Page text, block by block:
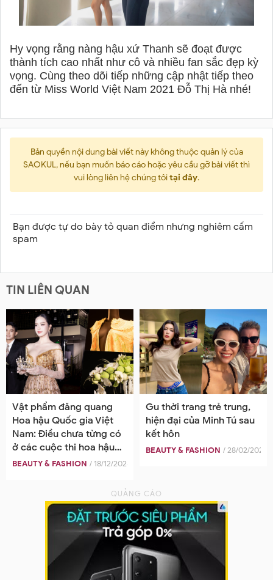
Hy vọng rằng nàng hậu xứ Thanh sẽ đoạt được
thành tích cao nhất như cô và nhiều fan sắc đẹp kỳ
vọng. Cùng theo dõi tiếp những cập nhật tiếp theo
đến từ Miss World Việt Nam 2021 Đỗ Thị Hà nhé!
Bản quyền nội dung bài viết này không thuộc quản lý của
SAOKUL, nếu bạn muốn báo cáo hoặc yêu cầu gỡ bài viết thì
vui lòng liên hệ chúng tôitại đây.
Bạn được tự do bày tỏ quan điểm nhưng nghiêm cấm
spam
TIN LIÊN QUAN
Vật phẩm đăng quang
Hoa hậu Quốc gia Việt
Nam: Điều chưa từng có
ở các cuộc thi hoa hậu
tại Việt Nam
BEAUTY & FASHION / 18/12/2024
Gu thời trang trẻ trung,
hiện đại của Minh Tú sau
kết hôn
BEAUTY & FASHION / 28/02/2025